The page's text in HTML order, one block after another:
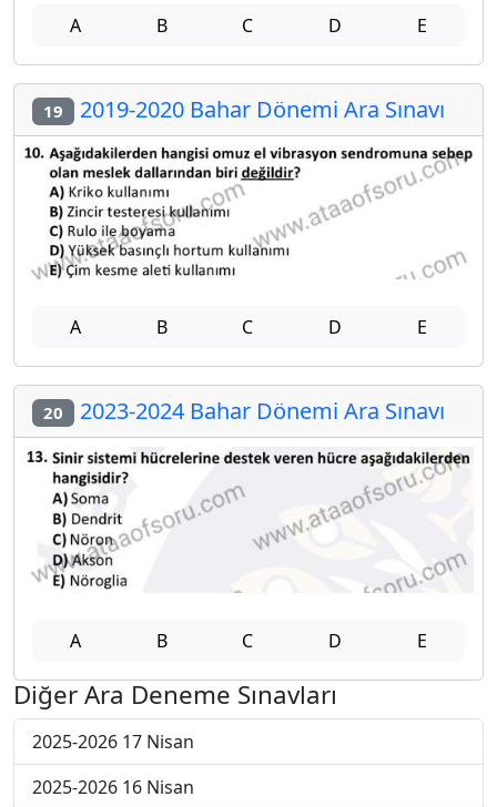
A B C D E
19 2019-2020 Bahar Dönemi Ara Sınavı
A B C D E
20 2023-2024 Bahar Dönemi Ara Sınavı
A B C D E
Diğer Ara Deneme Sınavları
2025-2026 17 Nisan
2025-2026 16 Nisan